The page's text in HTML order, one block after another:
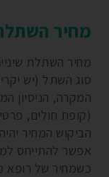
מחיר
מחיר השתלת
סוג השתל (יש
המקרה, הניסיון
(קופת חולים,
הביקוש המחיר
אפשר להתייחס
כשמחיר של רופא